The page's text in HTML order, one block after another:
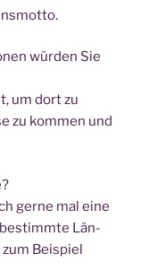
wür­den Sie
um dort zu
zu kom­men und
ger­ne mal eine
bestimm­te Län­
Bei­spiel